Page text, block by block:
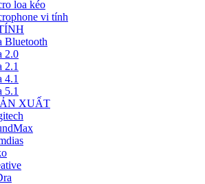
loa kéo
vi tính
Bluetooth
2.0
2.1
4.1
5.1
XUẤT